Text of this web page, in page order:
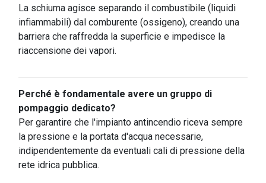
La schiuma agisce separando il combustibile (liquidi
infiammabili) dal comburente (ossigeno), creando una
barriera che raffredda la superficie e impedisce la
riaccensione dei vapori.
Perché è fondamentale avere un gruppo di
pompaggio dedicato?
Per garantire che l'impianto antincendio riceva sempre
la pressione e la portata d'acqua necessarie,
indipendentemente da eventuali cali di pressione della
rete idrica pubblica.